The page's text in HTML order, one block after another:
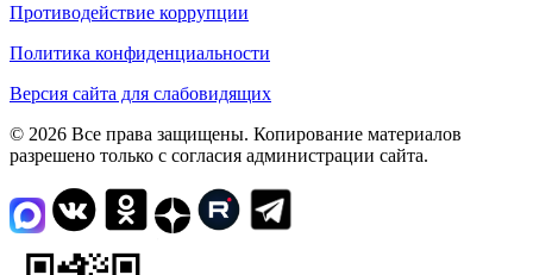
Противодействие коррупции
Политика конфиденциальности
Версия сайта для слабовидящих
© 2026 Все права защищены. Копирование материалов
разрешено только с согласия администрации сайта.